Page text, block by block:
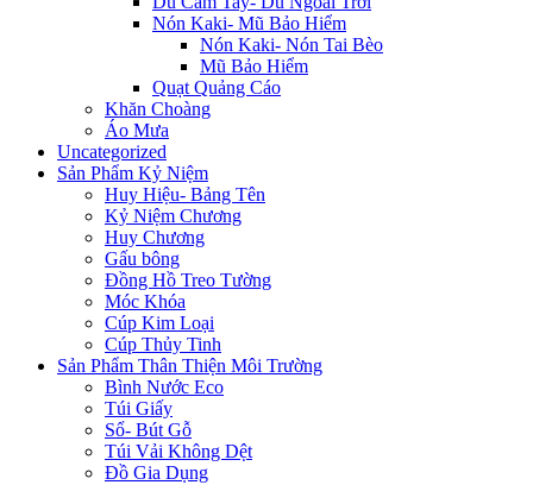
Nón Kaki- Mũ Bảo Hiểm
Nón Kaki- Nón Tai Bèo
Mũ Bảo Hiểm
Quạt Quảng Cáo
Khăn Choàng
Áo Mưa
Uncategorized
Sản Phẩm Kỷ Niệm
Huy Hiệu- Bảng Tên
Kỷ Niệm Chương
Huy Chương
Gấu bông
Đồng Hồ Treo Tường
Móc Khóa
Cúp Kim Loại
Cúp Thủy Tinh
Sản Phẩm Thân Thiện Môi Trường
Bình Nước Eco
Túi Giấy
Sổ- Bút Gỗ
Túi Vải Không Dệt
Đồ Gia Dụng